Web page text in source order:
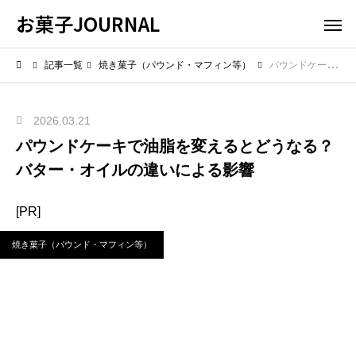
お菓子JOURNAL
記事一覧 焼き菓子（パウンド・マフィン等） パウンドケーキで油脂を変えるとどうなる？バター・オイルの違いによる影響
2026.03.21
パウンドケーキで油脂を変えるとどうなる？
バター・オイルの違いによる影響
[PR]
焼き菓子（パウンド・マフィン等）